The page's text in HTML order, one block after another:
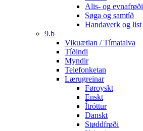
Alis- og evnafrøði
Søga og samtíð
Handaverk og list
9.b
Vikuætlan / Tímatalva
Tíðindi
Myndir
Telefonketan
Lærugreinar
Føroyskt
Enskt
Ítróttur
Danskt
Støddfrøði